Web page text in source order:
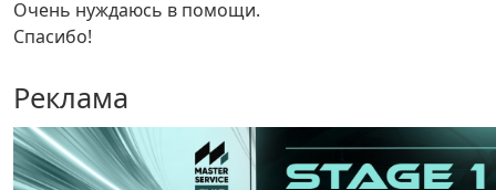
Очень нуждаюсь в помощи.
Спасибо!
Реклама